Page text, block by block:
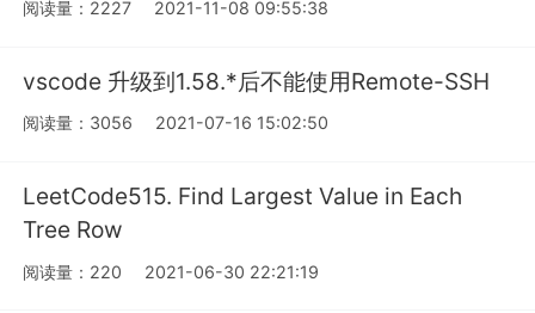
阅读量：2227 2021-11-08 09:55:38
vscode 升级到1.58.*后不能使用Remote-SSH
阅读量：3056 2021-07-16 15:02:50
LeetCode515. Find Largest Value in Each
Tree Row
阅读量：220 2021-06-30 22:21:19